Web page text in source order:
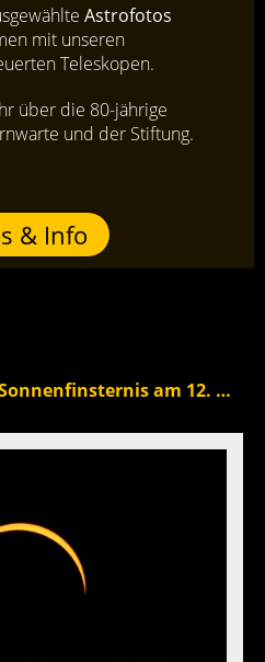
Astrofotos
mit unseren
Teleskopen.
über die 80-jährige
und der Stiftung.
& Info
Ausblick auf partielle Sonnenfinsternis am 12. August